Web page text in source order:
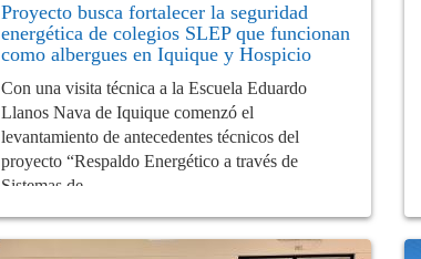
Proyecto busca fortalecer la seguridad
energética de colegios SLEP que funcionan
como albergues en Iquique y Hospicio
Con una visita técnica a la Escuela Eduardo
Llanos Nava de Iquique comenzó el
levantamiento de antecedentes técnicos del
proyecto “Respaldo Energético a través de
Sistemas de...